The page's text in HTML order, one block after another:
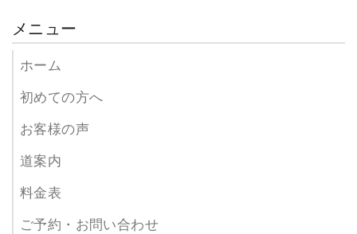
メニュー
ホーム
初めての方へ
お客様の声
道案内
料金表
ご予約・お問い合わせ